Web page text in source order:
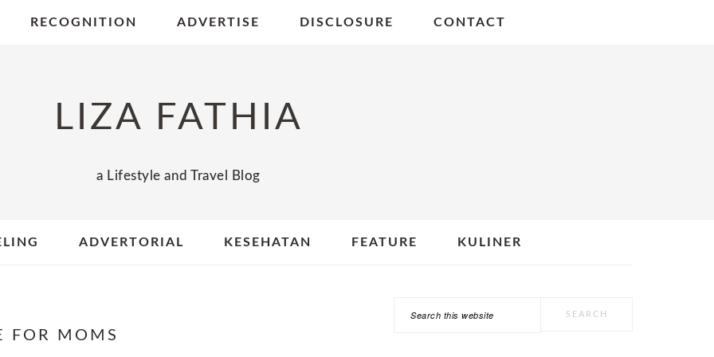
RECOGNITION ADVERTISE DISCLOSURE CONTACT
LIZA FATHIA
a Lifestyle and Travel Blog
ADVERTORIAL KESEHATAN FEATURE KULINER
FOR MOMS
PRIMARY
Search